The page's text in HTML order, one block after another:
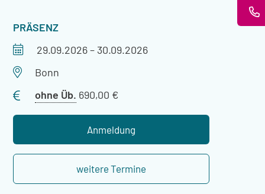
VERANSTALTUNGSART
PRÄSENZ
Veranstaltungszeitraum
29.09.2026– 30.09.2026
Veranstaltungsort
Bonn
ohne Üb. Preis
Übernachtung
690,00 €
Anmeldung
weitere Termine